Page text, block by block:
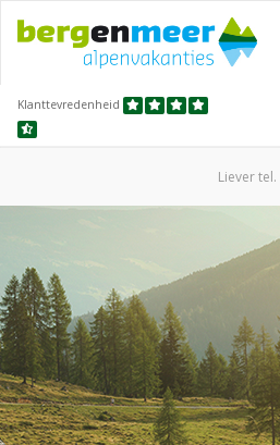
Klanttevredenheid
Liever tel.